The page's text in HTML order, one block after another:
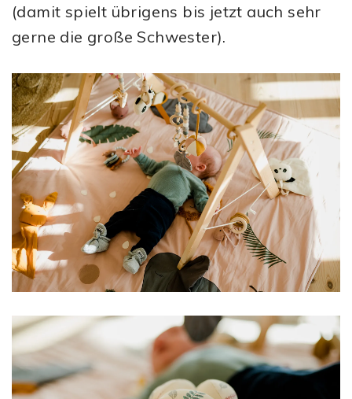
(damit spielt übrigens bis jetzt auch sehr
gerne die große Schwester).